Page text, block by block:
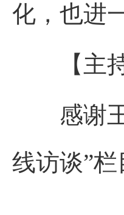
化，也进
【主持
感谢王
线访谈”